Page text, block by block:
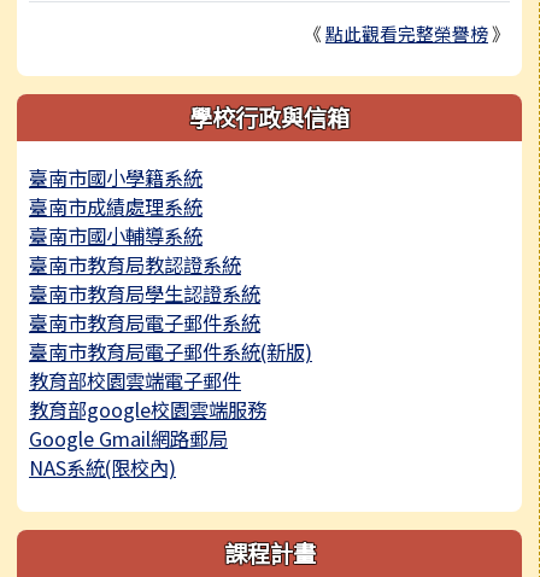
《點此觀看完整榮譽榜》
學校行政與信箱
臺南市國小學籍系統
臺南市成績處理系統
臺南市國小輔導系統
臺南市教育局教認證系統
臺南市教育局學生認證系統
臺南市教育局電子郵件系統
臺南市教育局電子郵件系統(新版)
教育部校園雲端電子郵件
教育部google校園雲端服務
Google Gmail網路郵局
NAS系統(限校內)
課程計畫